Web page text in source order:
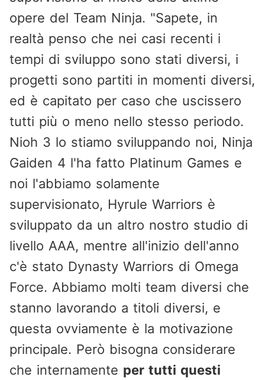
opere del Team Ninja. "Sapete, in
realtà penso che nei casi recenti i
tempi di sviluppo sono stati diversi, i
progetti sono partiti in momenti diversi,
ed è capitato per caso che uscissero
tutti più o meno nello stesso periodo.
Nioh 3 lo stiamo sviluppando noi, Ninja
Gaiden 4 l'ha fatto Platinum Games e
noi l'abbiamo solamente
supervisionato, Hyrule Warriors è
sviluppato da un altro nostro studio di
livello AAA, mentre all'inizio dell'anno
c'è stato Dynasty Warriors di Omega
Force. Abbiamo molti team diversi che
stanno lavorando a titoli diversi, e
questa ovviamente è la motivazione
principale. Però bisogna considerare
che internamente per tutti questi